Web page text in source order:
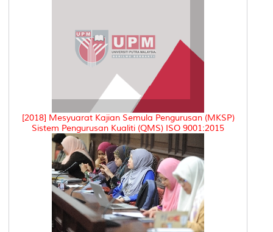
[2018] Mesyuarat Kajian Semula Pengurusan (MKSP)
Sistem Pengurusan Kualiti (QMS) ISO 9001:2015